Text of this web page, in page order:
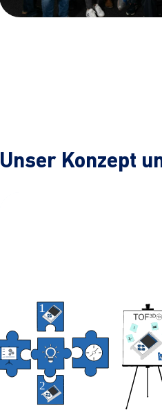
Unser Konzept